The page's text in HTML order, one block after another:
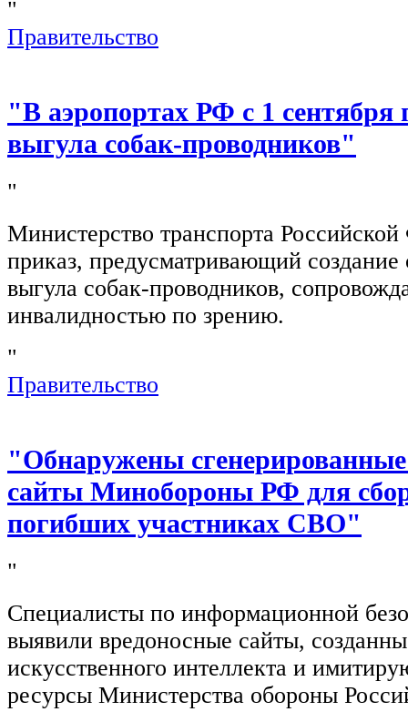
"
Правительство
"В аэропортах РФ с 1 сентября
выгула собак-проводников"
"
Министерство транспорта
приказ, предусматривающий создание
выгула собак-проводников,
инвалидностью по зрению.
"
Правительство
"Обнаружены
сайты Минобороны РФ для
погибших участниках СВО"
"
Специалисты по информационной
выявили вредоносные сайты,
искусственного интеллекта и
ресурсы Министерства обороны